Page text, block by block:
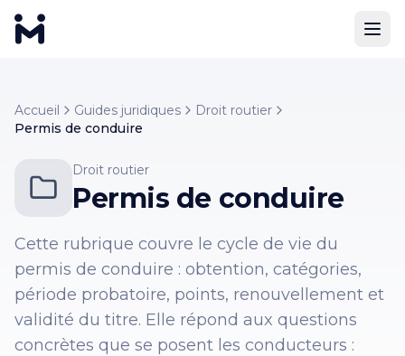
Accueil Guides juridiques
Droit routier
Permis de conduire
Droit routier
Permis de conduire
Cette rubrique couvre le cycle de vie du
permis de conduire : obtention, catégories,
période probatoire, points, renouvellement et
validité du titre. Elle répond aux questions
concrètes que se posent les conducteurs :